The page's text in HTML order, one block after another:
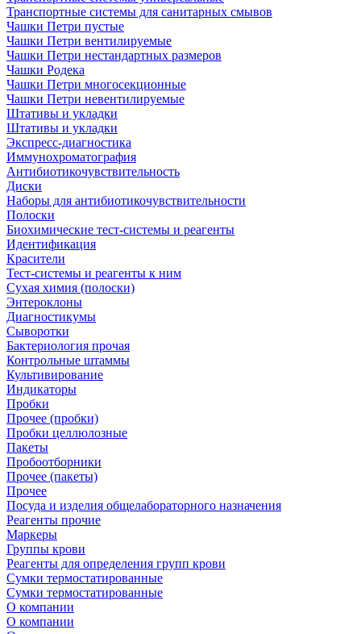
Транспортные системы для санитарных смывов
Чашки Петри пустые
Чашки Петри вентилируемые
Чашки Петри нестандартных размеров
Чашки Родека
Чашки Петри многосекционные
Чашки Петри невентилируемые
Штативы и укладки
Штативы и укладки
Экспресс-диагностика
Иммунохроматография
Антибиотикочувствительность
Диски
Наборы для антибиотикочувствительности
Полоски
Биохимические тест-системы и реагенты
Идентификация
Красители
Тест-системы и реагенты к ним
Сухая химия (полоски)
Энтероклоны
Диагностикумы
Сыворотки
Бактериология прочая
Контрольные штаммы
Культивирование
Индикаторы
Пробки
Прочее (пробки)
Пробки целлюлозные
Пакеты
Пробоотборники
Прочее (пакеты)
Прочее
Посуда и изделия общелабораторного назначения
Реагенты прочие
Маркеры
Группы крови
Реагенты для определения групп крови
Сумки термостатированные
Сумки термостатированные
О компании
О компании